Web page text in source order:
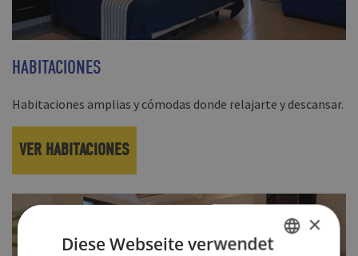
HABITACIONES
Habitaciones amplias y cómodas donde relajarte y descansar.
VER HABITACIONES
×
Diese Webseite verwendet